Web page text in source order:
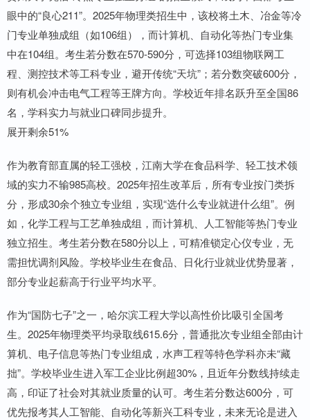
眼中的“良心211”。2025年物理类招生中，该校将土木、冶金等冷
门专业单独成组（如106组），而计算机、自动化等热门专业集
中在104组。考生若分数在570-590分，可选择103组物联网工
程、测控技术等工科专业，避开传统“天坑”；若分数突破600分，
则有机会冲击电气工程等王牌方向。学校近年排名跃升至全国86
名，学科实力与就业口碑同步提升。
展开剩余51%
作为教育部直属的轻工强校，江南大学在食品科学、轻工技术领
域的实力不输985高校。2025年招生改革后，所有专业按门类拆
分，形成30余个独立专业组，实现“选什么专业就进什么组”。例
如，化学工程与工艺单独成组，而计算机、人工智能等热门专业
独立招生。考生若分数在580分以上，可精准锁定心仪专业，无
需担忧调剂风险。学校毕业生在食品、日化行业就业优势显著，
部分专业起薪高于行业平均水平。
作为“国防七子”之一，哈尔滨工程大学以高性价比吸引全国考
生。2025年物理类平均录取线615.6分，普通批次专业组全部由计
算机、电子信息等热门专业组成，水声工程等特色学科亦未“藏
拙”。学校毕业生进入军工企业比例超30%，且近年分数线持续走
高，印证了社会对其就业质量的认可。考生若分数达600分，可
优先报考其人工智能、自动化等新兴工科专业，未来无论是进入